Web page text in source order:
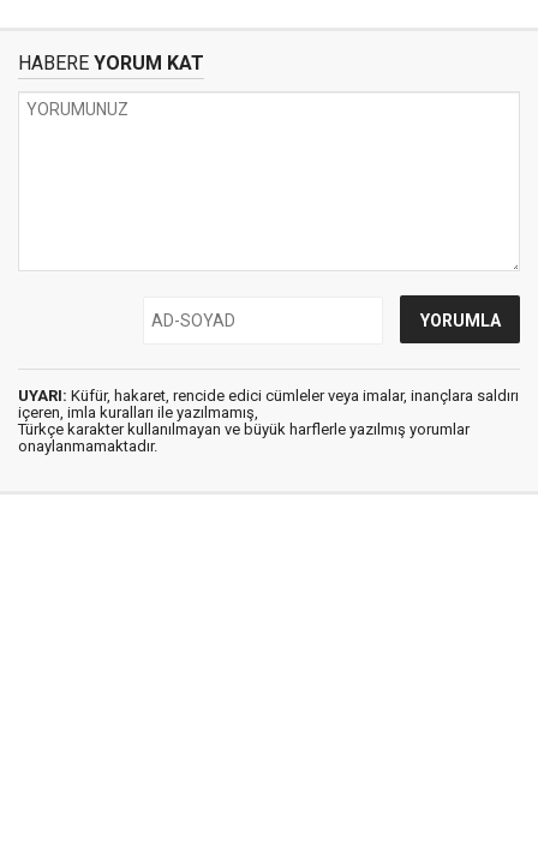
HABERE YORUM KAT
UYARI: Küfür, hakaret, rencide edici cümleler veya imalar, inançlara saldırı
içeren, imla kuralları ile yazılmamış,
Türkçe karakter kullanılmayan ve büyük harflerle yazılmış yorumlar
onaylanmamaktadır.